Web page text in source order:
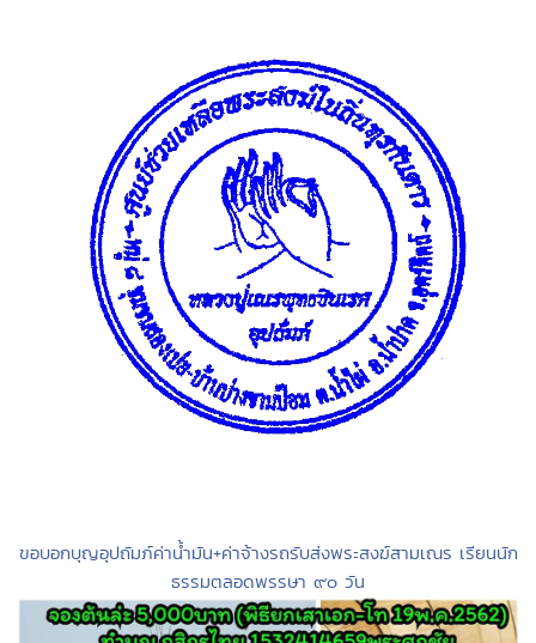
ขอบอกบุญอุปถัมภ์ค่าน้ำมัน+ค่าจ้างรถรับส่งพระสงฆ์สามเณร เรียนนัก
ธรรมตลอดพรรษา ๙๐ วัน